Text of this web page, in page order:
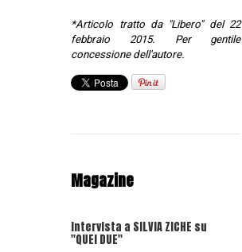
*Articolo tratto da "Libero" del 22
febbraio 2015. Per gentile
concessione dell'autore.
Magazine
Intervista a SILVIA ZICHE su
"QUEI DUE"